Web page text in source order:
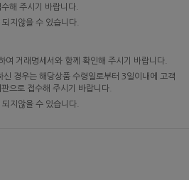
해 주시기 바랍니다.
지않을 수 있습니다.
여 거래명세서와 함께 확인해 주시기 바랍니다.
경우는 해당상품 수령일로부터 3일이내에 고객
으로 접수해 주시기 바랍니다.
지않을 수 있습니다.